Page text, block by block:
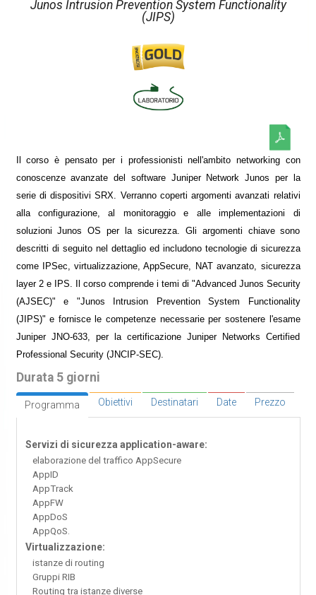
Junos Intrusion Prevention System Functionality
(JIPS)
Il corso è pensato per i professionisti nell'ambito networking con
conoscenze avanzate del software Juniper Network Junos per la
serie di dispositivi SRX. Verranno coperti argomenti avanzati relativi
alla configurazione, al monitoraggio e alle implementazioni di
soluzioni Junos OS per la sicurezza. Gli argomenti chiave sono
descritti di seguito nel dettaglio ed includono tecnologie di sicurezza
come IPSec, virtualizzazione, AppSecure, NAT avanzato, sicurezza
layer 2 e IPS. Il corso comprende i temi di "Advanced Junos Security
(AJSEC)" e "Junos Intrusion Prevention System Functionality
(JIPS)" e fornisce le competenze necessarie per sostenere l'esame
Juniper JNO-633, per la certificazione Juniper Networks Certified
Professional Security (JNCIP-SEC).
Durata 5 giorni
Programma Obiettivi Destinatari Date Prezzo
Servizi di sicurezza application-aware:
elaborazione del traffico AppSecure
AppID
AppTrack
AppFW
AppDoS
AppQoS.
Virtualizzazione:
istanze di routing
Gruppi RIB
Routing tra istanze diverse